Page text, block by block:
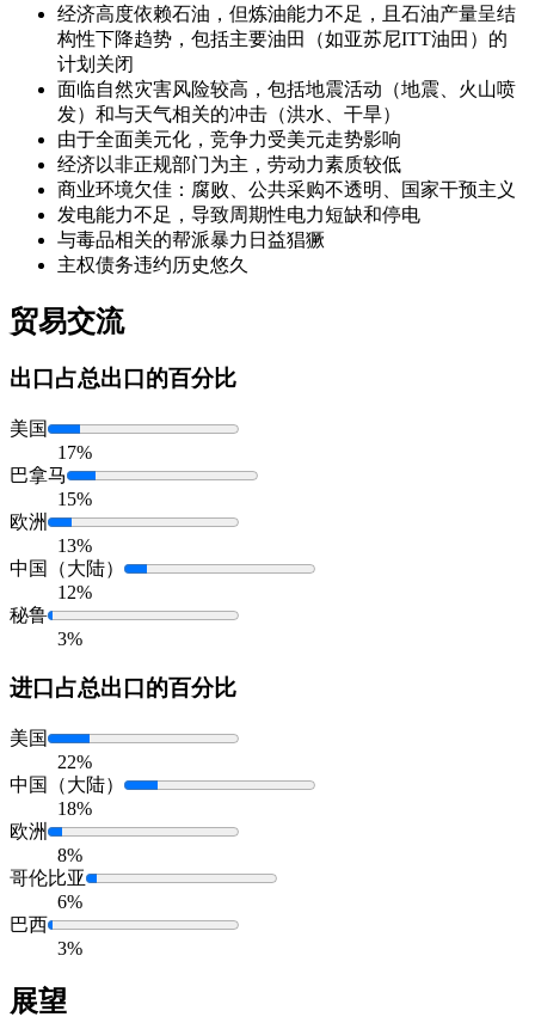
经济高度依赖石油，但炼油能力不足，且石油产量呈结
构性下降趋势，包括主要油田（如亚苏尼ITT油田）的
计划关闭
面临自然灾害风险较高，包括地震活动（地震、火山喷
发）和与天气相关的冲击（洪水、干旱）
由于全面美元化，竞争力受美元走势影响
经济以非正规部门为主，劳动力素质较低
商业环境欠佳：腐败、公共采购不透明、国家干预主义
发电能力不足，导致周期性电力短缺和停电
与毒品相关的帮派暴力日益猖獗
主权债务违约历史悠久
贸易交流
出口 占总出口的百分比
美国
17%
巴拿马
15%
欧洲
13%
中国（大陆）
12%
秘鲁
3%
进口占总出口的百分比
美国
22%
中国（大陆）
18%
欧洲
8%
哥伦比亚
6%
巴西
3%
展望